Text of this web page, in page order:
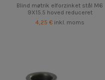
Blind møtrik elforzinket stål M6
9X15.5 hoved reduceret
4,25 € inkl. moms